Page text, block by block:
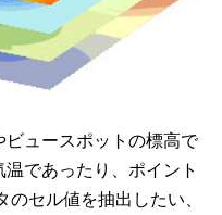
ュースポットの標高で
であったり、ポイント
セル値を抽出したい、